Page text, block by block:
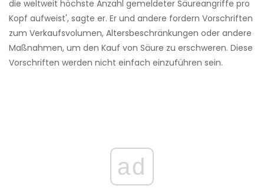
die weltweit höchste Anzahl gemeldeter Säureangriffe pro
Kopf aufweist', sagte er. Er und andere fordern Vorschriften
zum Verkaufsvolumen, Altersbeschränkungen oder andere
Maßnahmen, um den Kauf von Säure zu erschweren. Diese
Vorschriften werden nicht einfach einzuführen sein.
ad